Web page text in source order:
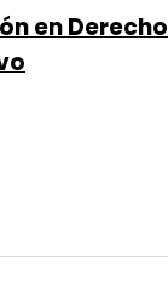
en Derecho